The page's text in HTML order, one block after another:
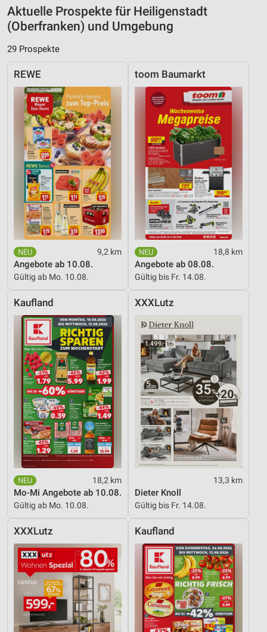
Aktuelle Prospekte für Heiligenstadt
(Oberfranken) und Umgebung
29 Prospekte
REWE
9,2 km
Angebote ab 10.08.
Gültig ab Mo. 10.08.
toom Baumarkt
18,8 km
Angebote ab 08.08.
Gültig bis Fr. 14.08.
Kaufland
18,2 km
Mo-Mi Angebote ab 10.08.
Gültig ab Mo. 10.08.
XXXLutz
13,3 km
Dieter Knoll
Gültig bis Fr. 14.08.
XXXLutz Kaufland